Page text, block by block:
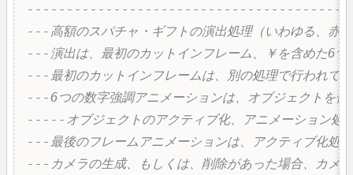
---高額のスパチャ・ギフトの演出処理（いわゆる、赤
---演出は、最初のカットインフレーム、￥を含めた6つ
---最初のカットインフレームは、別の処理で行われて
---6つの数字強調アニメーションは、オブジェクトを使
-----オブジェクトのアクティブ化、アニメーション処
---最後のフレームアニメーションは、アクティブ化処
---カメラの生成、もしくは、削除があった場合、カメ